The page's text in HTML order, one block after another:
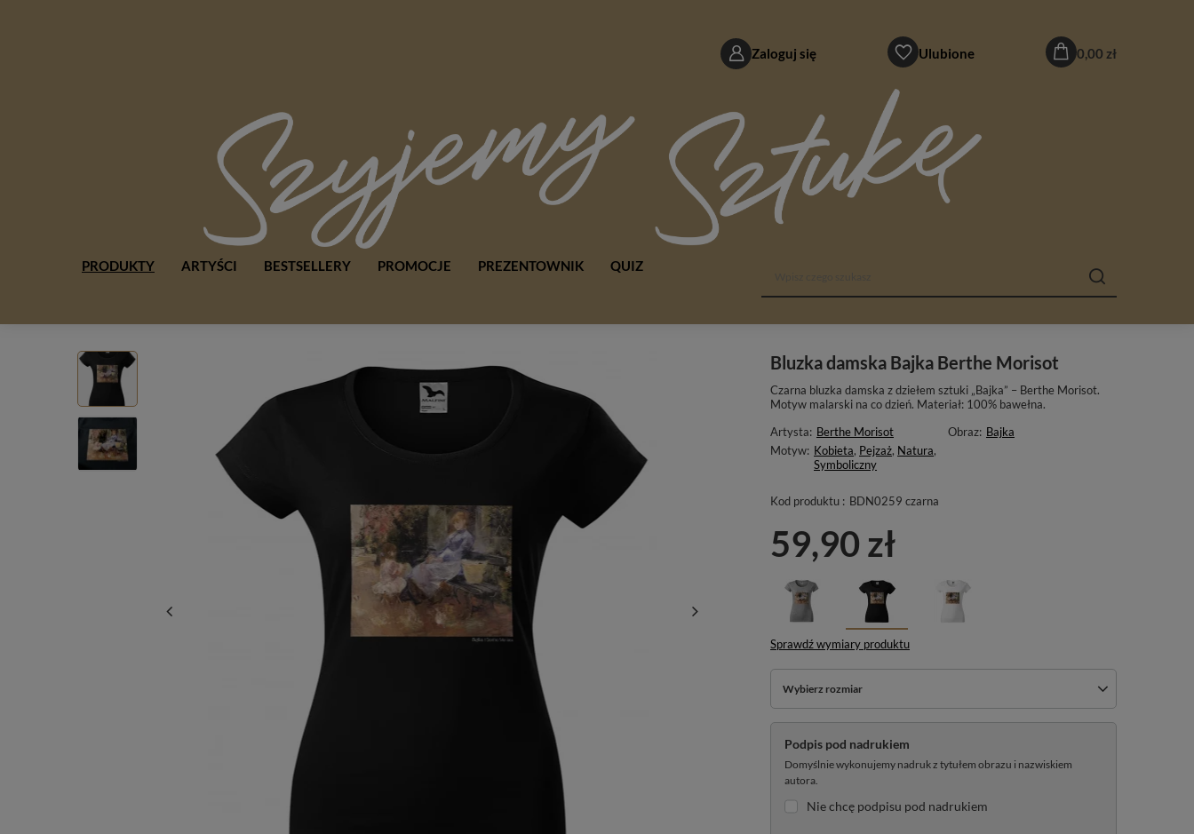
Zaloguj się Ulubione 0,00 zł
PRODUKTY ARTYŚCI BESTSELLERY PROMOCJE PREZENTOWNIK QUIZ
Bluzka damska Bajka Berthe Morisot
Czarna bluzka damska z dziełem sztuki „Bajka” – Berthe Morisot.
Motyw malarski na co dzień. Materiał: 100% bawełna.
Artysta: Berthe Morisot Obraz: Bajka
Motyw: Kobieta, Pejzaż, Natura,
Symboliczny
Kod produktu : BDN0259 czarna
59,90 zł
Sprawdź wymiary produktu
Wybierz rozmiar
Podpis pod nadrukiem
Domyślnie wykonujemy nadruk z tytułem obrazu i nazwiskiem
autora.
Nie chcę podpisu pod nadrukiem